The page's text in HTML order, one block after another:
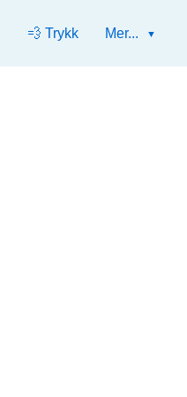
💨 Trykk Mer...